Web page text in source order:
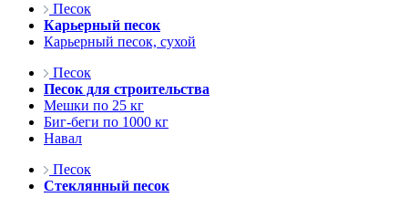
Песок
Карьерный песок
Карьерный песок, сухой
Песок
Песок для строительства
Мешки по 25 кг
Биг-беги по 1000 кг
Навал
Песок
Стеклянный песок